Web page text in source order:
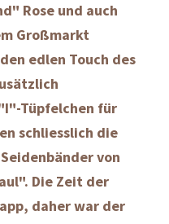
Rose und auch
Großmarkt
edlen Touch des
Tüpfelchen für
schliesslich die
von
Die Zeit der
daher war der